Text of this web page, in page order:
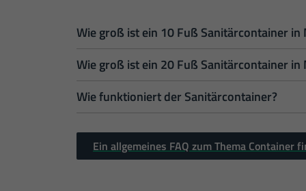
Wie groß ist ein 10 Fuß Sanitärcontainer in
Ein 10 Fuß Sanitärcontainer ist in den
dabei 2,54 Meter.
Wie groß ist ein 20 Fuß Sanitärcontainer in
Ein 20 Fuß Sanitärcontainer ist in den
beträgt dabei 2,54 Meter.
Wie funktioniert der Sanitärcontainer?
Unsere Sanitärcontainer verfügen über eine
Wasserleitungen sowie Kanalisationssysteme
Ein allgemeines FAQ zum Thema Container